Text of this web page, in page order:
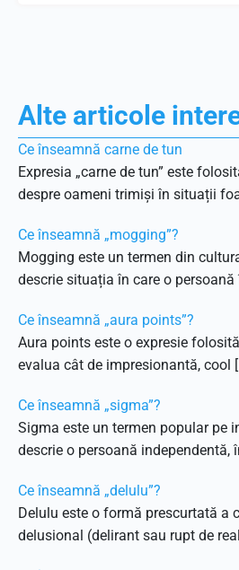
Alte articole
Ce înseamnă carne de tun
Expresia „carne de tun” este
despre oameni trimiși în situații
Ce înseamnă „mogging”?
Mogging este un termen din
descrie situația în care o persoană
Ce înseamnă „aura points”?
Aura points este o expresie
evalua cât de impresionantă, cool
Ce înseamnă „sigma”?
Sigma este un termen popular pe
descrie o persoană independentă,
Ce înseamnă „delulu”?
Delulu este o formă prescurtată a
delusional (delirant sau rupt de